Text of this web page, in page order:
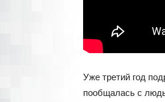
Уже третий год
пообщалась с